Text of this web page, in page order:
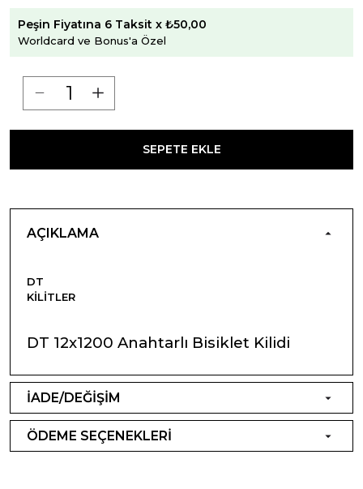
Peşin Fiyatına 6 Taksit x ₺50,00
Worldcard ve Bonus'a Özel
SEPETE EKLE
AÇIKLAMA
DT
KILITLER
DT 12x1200 Anahtarlı Bisiklet Kilidi
İADE/DEĞİŞİM
ÖDEME SEÇENEKLERİ